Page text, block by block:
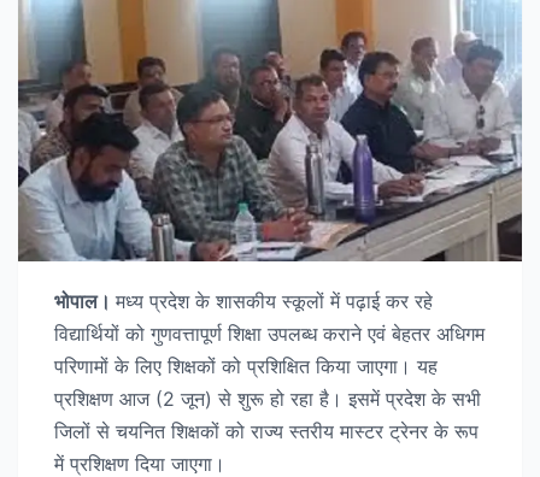
भोपाल। मध्य प्रदेश के शासकीय स्कूलों में पढ़ाई कर रहे
विद्यार्थियों को गुणवत्तापूर्ण शिक्षा उपलब्ध कराने एवं बेहतर अधिगम
परिणामों के लिए शिक्षकों को प्रशिक्षित किया जाएगा। यह
प्रशिक्षण आज (2 जून) से शुरू हो रहा है। इसमें प्रदेश के सभी
जिलों से चयनित शिक्षकों को राज्य स्तरीय मास्टर ट्रेनर के रूप
में प्रशिक्षण दिया जाएगा।